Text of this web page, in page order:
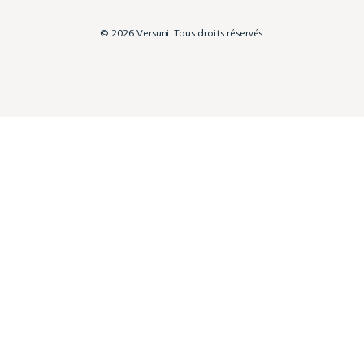
© 2026 Versuni. Tous droits réservés.